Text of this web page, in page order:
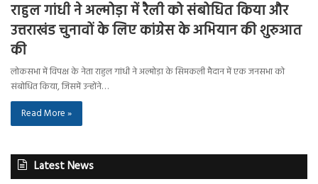
राहुल गांधी ने अल्मोड़ा में रैली को संबोधित किया और
उत्तराखंड चुनावों के लिए कांग्रेस के अभियान की शुरुआत
की
लोकसभा में विपक्ष के नेता राहुल गांधी ने अल्मोड़ा के सिमकली मैदान में एक जनसभा को
संबोधित किया, जिसमें उन्होंने…
Read More »
Latest News